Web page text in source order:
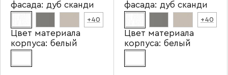
фасада: дуб сканди
+40
Цвет материала
корпуса: белый
фасада: дуб сканди
+40
Цвет материала
корпуса: белый
Отправить